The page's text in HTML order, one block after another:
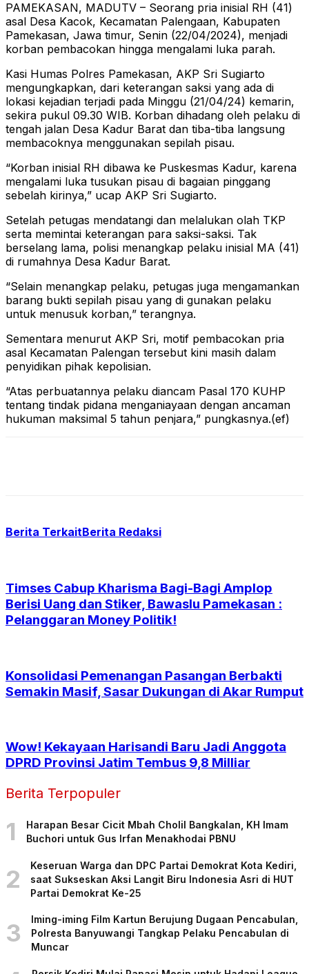
PAMEKASAN, MADUTV – Seorang pria inisial RH (41)
asal Desa Kacok, Kecamatan Palengaan, Kabupaten
Pamekasan, Jawa timur, Senin (22/04/2024), menjadi
korban pembacokan hingga mengalami luka parah.
Kasi Humas Polres Pamekasan, AKP Sri Sugiarto
mengungkapkan, dari keterangan saksi yang ada di
lokasi kejadian terjadi pada Minggu (21/04/24) kemarin,
sekira pukul 09.30 WIB. Korban dihadang oleh pelaku di
tengah jalan Desa Kadur Barat dan tiba-tiba langsung
membacoknya menggunakan sepilah pisau.
“Korban inisial RH dibawa ke Puskesmas Kadur, karena
mengalami luka tusukan pisau di bagaian pinggang
sebelah kirinya,” ucap AKP Sri Sugiarto.
Setelah petugas mendatangi dan melalukan olah TKP
serta memintai keterangan para saksi-saksi. Tak
berselang lama, polisi menangkap pelaku inisial MA (41)
di rumahnya Desa Kadur Barat.
“Selain menangkap pelaku, petugas juga mengamankan
barang bukti sepilah pisau yang di gunakan pelaku
untuk menusuk korban,” terangnya.
Sementara menurut AKP Sri, motif pembacokan pria
asal Kecamatan Palengan tersebut kini masih dalam
penyidikan pihak kepolisian.
“Atas perbuatannya pelaku diancam Pasal 170 KUHP
tentang tindak pidana menganiayaan dengan ancaman
hukuman maksimal 5 tahun penjara,” pungkasnya.(ef)
Berita TerkaitBerita Redaksi
Timses Cabup Kharisma Bagi-Bagi Amplop
Berisi Uang dan Stiker, Bawaslu Pamekasan :
Pelanggaran Money Politik!
Konsolidasi Pemenangan Pasangan Berbakti
Semakin Masif, Sasar Dukungan di Akar Rumput
Wow! Kekayaan Harisandi Baru Jadi Anggota
DPRD Provinsi Jatim Tembus 9,8 Milliar
Berita Terpopuler
1
Harapan Besar Cicit Mbah Cholil Bangkalan, KH Imam
Buchori untuk Gus Irfan Menakhodai PBNU
2
Keseruan Warga dan DPC Partai Demokrat Kota Kediri,
saat Sukseskan Aksi Langit Biru Indonesia Asri di HUT
Partai Demokrat Ke-25
3
Iming-iming Film Kartun Berujung Dugaan Pencabulan,
Polresta Banyuwangi Tangkap Pelaku Pencabulan di
Muncar